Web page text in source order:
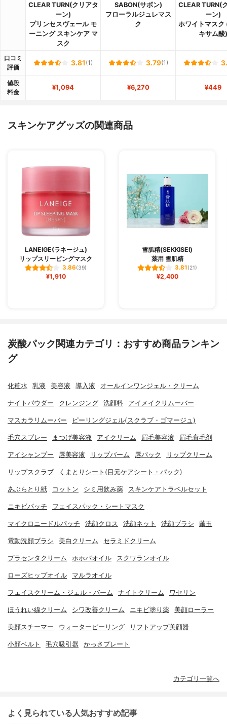
CLEAR TURN(クリアタ
ーン)
プリンセスヴェール モ
ーニング スキンケア マ
スク
SABON(サボン)
フローラルジュレマス
ク
CLEAR TURN(
ーン)
ホワイトマスク
キサム酸)
口コミ
評価
3.81 (1) 3.79(1)
値段
料金
¥1,094 ¥6,270 ¥449
スキンケアグッズの関連商品
LANEIGE(ラネージュ)
リップスリーピングマスク
3.86(39)
¥1,910
雪肌精(SEKKISEI)
薬用 雪肌精
3.81(21)
¥2,400
炭酸パック関連カテゴリ：おすすめ商品ランキン
グ
化粧水 乳液 美容液 導入液 オールインワンジェル・クリーム
ナイトパウダー クレンジング 洗顔料 アイメイクリムーバー
マスカラリムーバー ピーリングジェル(スクラブ・ゴマージュ)
毛穴スプレー まつげ美容液 アイクリーム 眉毛美容液 眉毛育毛剤
アイシャンプー 唇美容液 リップバーム 唇パック リップクリーム
リップスクラブ くまとりシート(目元ケアシート・パック)
あぶらとり紙 コットン シミ用飲み薬 スキンケアトラベルセット
ニキビパッチ フェイスパック・シートマスク
マイクロニードルパッチ 洗顔クロス 洗顔ネット 洗顔ブラシ 繭玉
電動洗顔ブラシ 美白クリーム セラミドクリーム
プラセンタクリーム ホホバオイル スクワランオイル
ローズヒップオイル マルラオイル
フェイスクリーム・ジェル・バーム ナイトクリーム ワセリン
ほうれい線クリーム シワ改善クリーム ニキビ塗り薬 美顔ローラー
美顔スチーマー ウォーターピーリング リフトアップ美顔器
小顔ベルト 毛穴吸引器 かっさプレート
カテゴリ一覧へ
よく見られている人気おすすめ記事